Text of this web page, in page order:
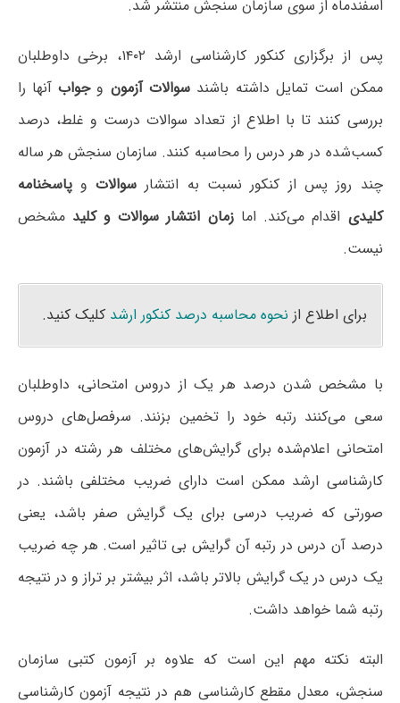
اسفندماه از سوی سازمان سنجش منتشر شد.
پس از برگزاری کنکور کارشناسی ارشد ۱۴۰۲، برخی داوطلبان
ممکن است تمایل داشته باشند سوالات آزمون وجوابآنها را
بررسی کنند تا با اطلاع از تعداد سوالات درست و غلط، درصد
کسب‌شده در هر درس را محاسبه کنند. سازمان سنجش هر ساله
چند روز پس از کنکور نسبت به انتشار سوالاتوپاسخنامه
کلیدی اقدام می‌کند. اما زمان انتشار سوالات و کلید مشخص
نیست.
برای اطلاع از نحوه محاسبه درصد کنکور ارشد کلیک کنید.
با مشخص شدن درصد هر یک از دروس امتحانی، داوطلبان
سعی می‌کنند رتبه خود را تخمین بزنند. سرفصل‌های دروس
امتحانی اعلام‌شده برای گرایش‌های مختلف هر رشته در آزمون
کارشناسی ارشد ممکن است دارای ضریب مختلفی باشند. در
صورتی که ضریب درسی برای یک گرایش صفر باشد، یعنی
درصد آن درس در رتبه آن گرایش بی تاثیر است. هر چه ضریب
یک درس در یک گرایش بالاتر باشد، اثر بیشتر بر تراز و در نتیجه
رتبه شما خواهد داشت.
البته نکته مهم این است که علاوه بر آزمون کتبی سازمان
سنجش، معدل مقطع کارشناسی هم در نتیجه آزمون کارشناسی